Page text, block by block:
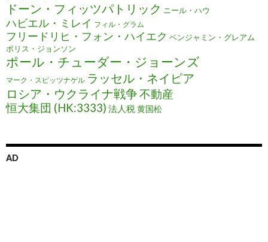
ドーン・フィッツパトリック ニール・ハウ
ハビエル・ミレイ フィル・グラム
フリードリヒ・フォン・ハイエク ベンジャミン・グレアム
ボリス・ジョンソン
ポール・チューダー・ジョーンズ
マーク・スピッツナゲル ラッセル・ネイピア
ロシア・ウクライナ戦争不動産
恒大集団 (HK:3333) 法人税黄国松
AD